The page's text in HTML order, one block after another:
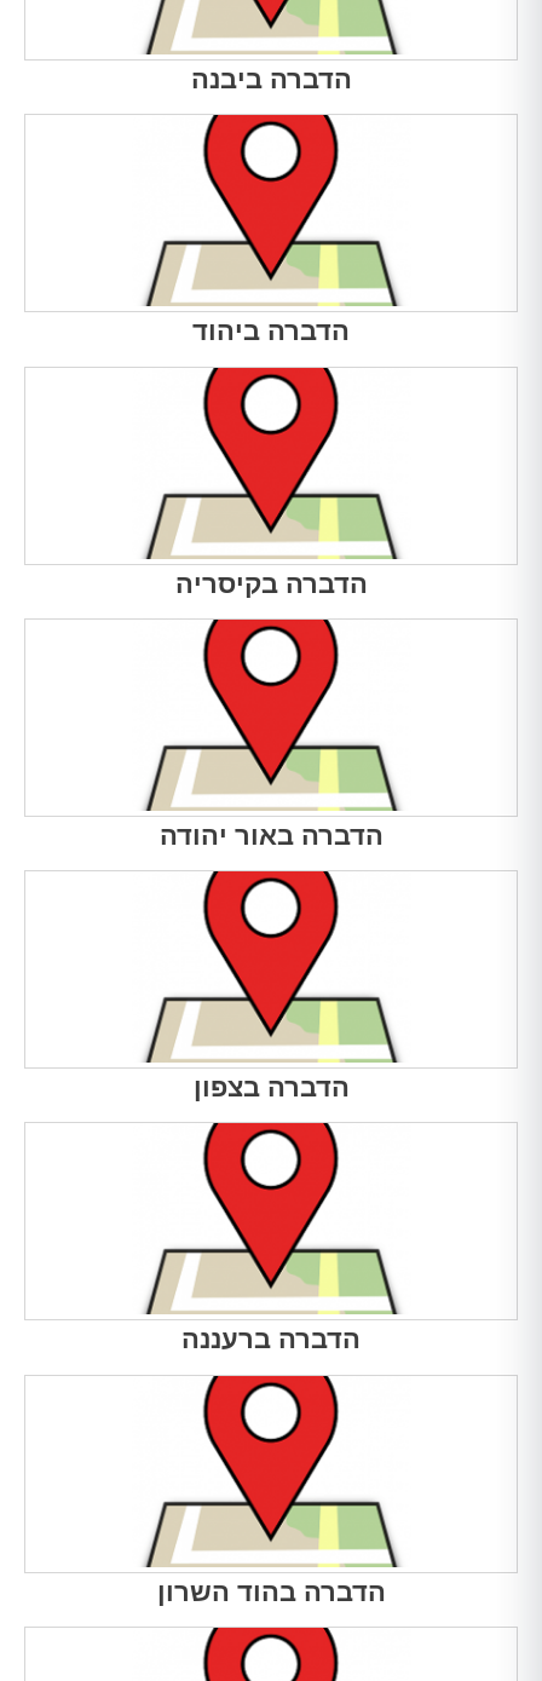
הדברה ביבנה
הדברה ביהוד
הדברה בקיסריה
הדברה באור יהודה
הדברה בצפון
הדברה ברעננה
הדברה בהוד השרון